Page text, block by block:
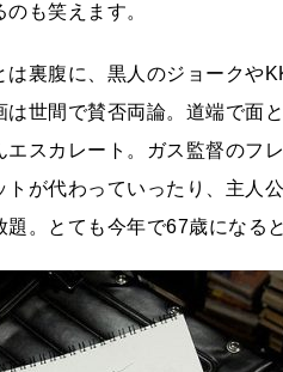
も笑えます。
は裏腹に、黒人のジョークや
は世間で賛否両論。道端で面
エスカレート。ガス監督のフ
が代わっていったり、主人
題。とても今年で67歳になる